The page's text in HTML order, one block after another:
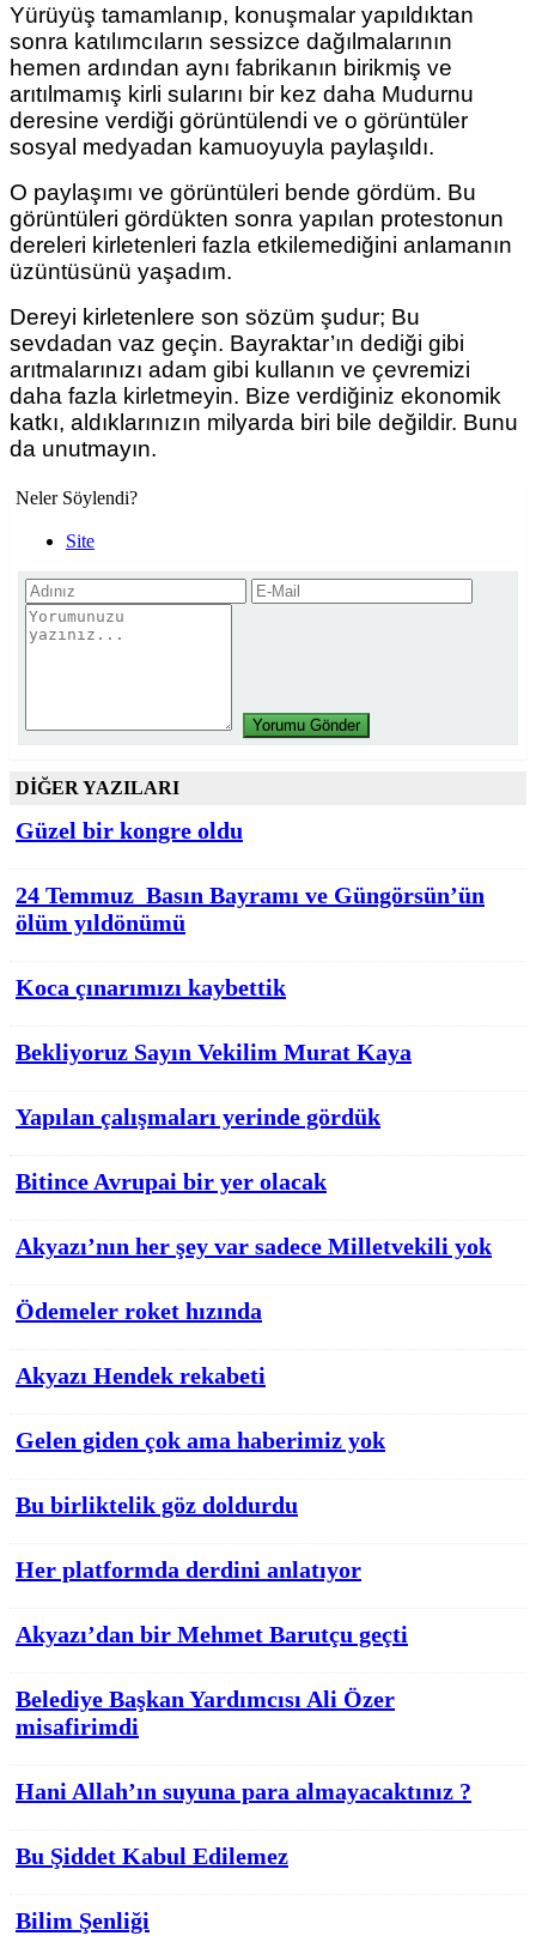
Yürüyüş tamamlanıp, konuşmalar yapıldıktan
sonra katılımcıların sessizce dağılmalarının
hemen ardından aynı fabrikanın birikmiş ve
arıtılmamış kirli sularını bir kez daha Mudurnu
deresine verdiği görüntülendi ve o görüntüler
sosyal medyadan kamuoyuyla paylaşıldı.
O paylaşımı ve görüntüleri bende gördüm. Bu
görüntüleri gördükten sonra yapılan protestonun
dereleri kirletenleri fazla etkilemediğini anlamanın
üzüntüsünü yaşadım.
Dereyi kirletenlere son sözüm şudur; Bu
sevdadan vaz geçin. Bayraktar’ın dediği gibi
arıtmalarınızı adam gibi kullanın ve çevremizi
daha fazla kirletmeyin. Bize verdiğiniz ekonomik
katkı, aldıklarınızın milyarda biri bile değildir. Bunu
da unutmayın.
Neler Söylendi?
Site
DİĞER YAZILARI
Güzel bir kongre oldu
24 Temmuz Basın Bayramı ve Güngörsün’ün
ölüm yıldönümü
Koca çınarımızı kaybettik
Bekliyoruz Sayın Vekilim Murat Kaya
Yapılan çalışmaları yerinde gördük
Bitince Avrupai bir yer olacak
Akyazı’nın her şey var sadece Milletvekili yok
Ödemeler roket hızında
Akyazı Hendek rekabeti
Gelen giden çok ama haberimiz yok
Bu birliktelik göz doldurdu
Her platformda derdini anlatıyor
Akyazı’dan bir Mehmet Barutçu geçti
Belediye Başkan Yardımcısı Ali Özer
misafirimdi
Hani Allah’ın suyuna para almayacaktınız ?
Bu Şiddet Kabul Edilemez
Bilim Şenliği